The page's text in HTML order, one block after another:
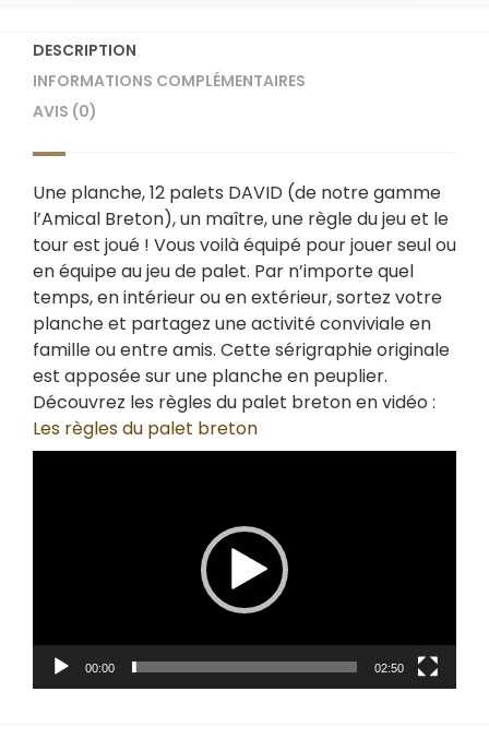
DESCRIPTION
INFORMATIONS COMPLÉMENTAIRES
AVIS (0)
Une planche, 12 palets DAVID (de notre gamme
l’Amical Breton), un maître, une règle du jeu et le
tour est joué ! Vous voilà équipé pour jouer seul ou
en équipe au jeu de palet. Par n’importe quel
temps, en intérieur ou en extérieur, sortez votre
planche et partagez une activité conviviale en
famille ou entre amis. Cette sérigraphie originale
est apposée sur une planche en peuplier.
Découvrez les règles du palet breton en vidéo :
Les règles du palet breton
00:00 02:50